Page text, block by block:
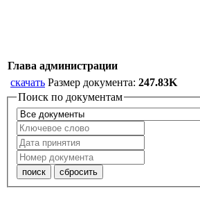
Глава администрации
скачать Размер документа: 247.83K
Поиск по документам